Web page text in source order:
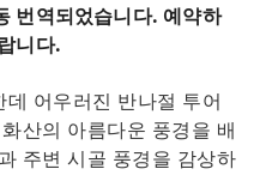
번역되었습니다. 예약하
니다.
어우러진 반나절 투어
산의 아름다운 풍경을 배
주변 시골 풍경을 감상하